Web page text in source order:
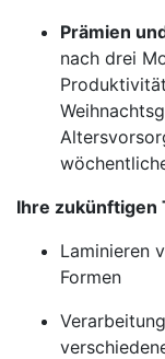
Prämien
nach drei
Ihre zukünftigen
Laminieren
Formen